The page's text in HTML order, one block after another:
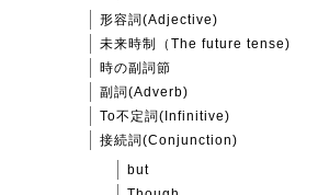
形容詞(Adjective)
未来時制（The future tense)
時の副詞節
副詞(Adverb)
To不定詞(Infinitive)
接続詞(Conjunction)
but